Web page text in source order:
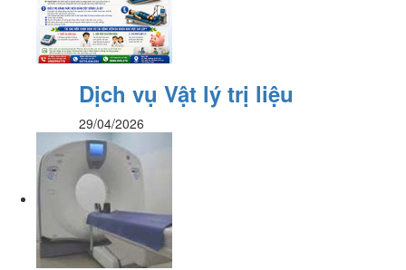
Dịch vụ Vật lý trị liệu
29/04/2026